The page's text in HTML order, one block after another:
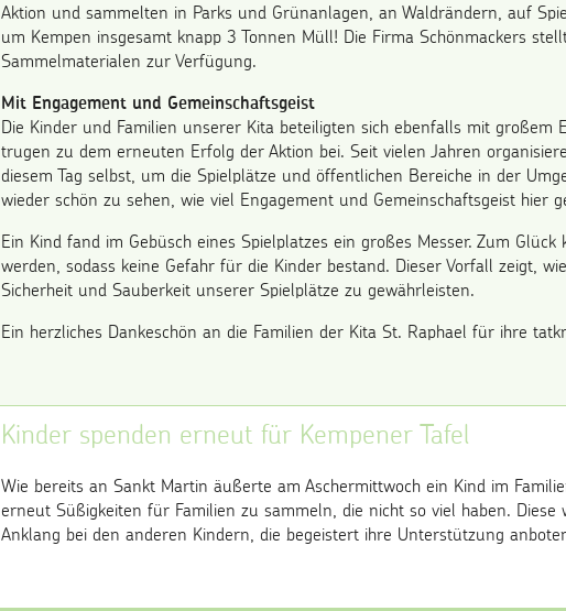
Aktion und sammelten in Parks und Grünanlagen, an Waldrändern, auf
um Kempen insgesamt knapp 3 Tonnen Müll! Die Firma Schönmackers
Sammelmaterialen zur Verfügung.
Mit Engagement und Gemeinschaftsgeist
Die Kinder und Familien unserer Kita beteiligten sich ebenfalls mit großem
trugen zu dem erneuten Erfolg der Aktion bei. Seit vielen Jahren
diesem Tag selbst, um die Spielplätze und öffentlichen Bereiche in der
wieder schön zu sehen, wie viel Engagement und Gemeinschaftsgeist hier
Ein Kind fand im Gebüsch eines Spielplatzes ein großes Messer. Zum
werden, sodass keine Gefahr für die Kinder bestand. Dieser Vorfall zeigt,
Sicherheit und Sauberkeit unserer Spielplätze zu gewährleisten.
Ein herzliches Dankeschön an die Familien der Kita St. Raphael für ihre
Kinder spenden erneut für Kempener Tafel
Wie bereits an Sankt Martin äußerte am Aschermittwoch ein Kind im
erneut Süßigkeiten für Familien zu sammeln, die nicht so viel haben. Diese
Anklang bei den anderen Kindern, die begeistert ihre Unterstützung